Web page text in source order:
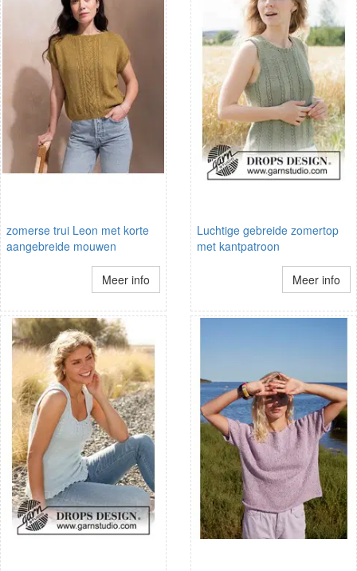
zomerse trui Leon met korte
aangebreide mouwen
Meer info
Luchtige gebreide zomertop
met kantpatroon
Meer info